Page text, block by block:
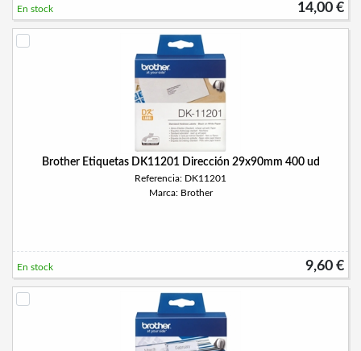
14,00 €
En stock
Brother Etiquetas DK11201 Dirección 29x90mm 400 ud
Referencia: DK11201
Marca: Brother
9,60 €
En stock